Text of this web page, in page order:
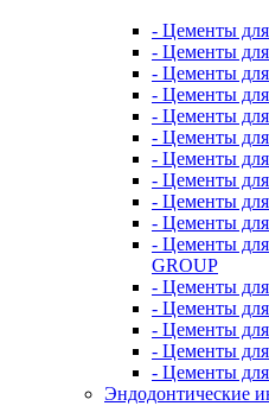
- Цементы
- Цементы
- Цементы
- Цементы
- Цементы
- Цементы
- Цементы
- Цементы
- Цементы
- Цементы
- Цементы
GROUP
- Цементы
- Цементы
- Цементы
- Цементы
- Цементы
Эндодонтические